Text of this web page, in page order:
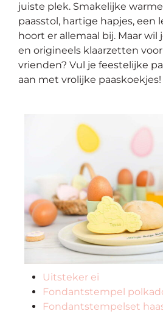
Producten
op
thema
juiste plek. Smakelijke
paasstol, hartige hapjes, een
hoort er allemaal bij. Maar wil
en origineels klaarzetten
vrienden? Vul je feestelijke
aan met vrolijke paaskoekjes!
Uitsteker ei
Fondantstempel
Fondantstempelset